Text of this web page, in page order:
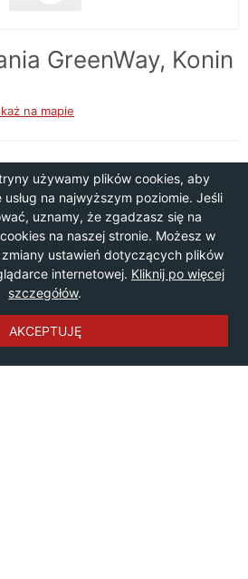
używamy plików cookies, aby
na najwyższym poziomie. Jeśli
uznamy, że zgadzasz się na
na naszej stronie. Możesz w
ustawień dotyczących plików
internetowej. Kliknij po więcej
szczegółów.
AKCEPTUJĘ
GreenWay, Konin
na mapie
1 z 1